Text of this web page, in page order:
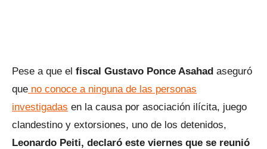
Pese a que el fiscal Gustavo Ponce Asahad aseguró
que no conoce a ninguna de las personas
investigadas en la causa por asociación ilícita, juego
clandestino y extorsiones, uno de los detenidos,
Leonardo Peiti, declaró este viernes que se reunió